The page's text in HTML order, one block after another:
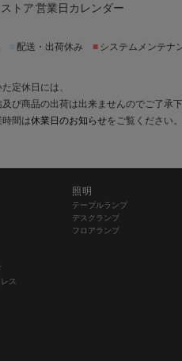
トア 営業日カレンダー
配送・出荷休み ■ システムメンテナ
定休日には、
び商品の出荷は出来ませんのでご了承下
間は休業日のお知らせをご覧ください。
ス
照明
テーブルランプ
デスクランプ
フロアランプ